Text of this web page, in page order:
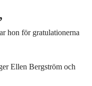
hon för gratulationerna
Ellen Bergström och